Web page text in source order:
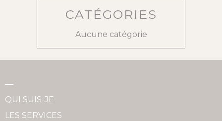
CATÉGORIES
Aucune catégorie
QUI SUIS-JE
LES SERVICES